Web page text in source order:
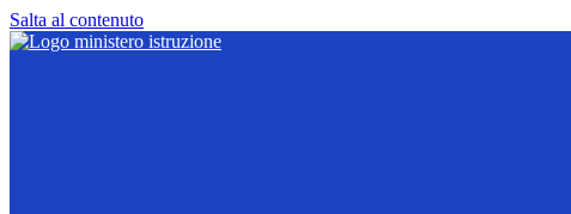
Salta al contenuto